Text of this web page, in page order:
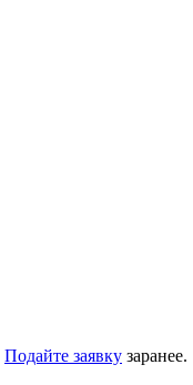
Подайте заявку заранее.